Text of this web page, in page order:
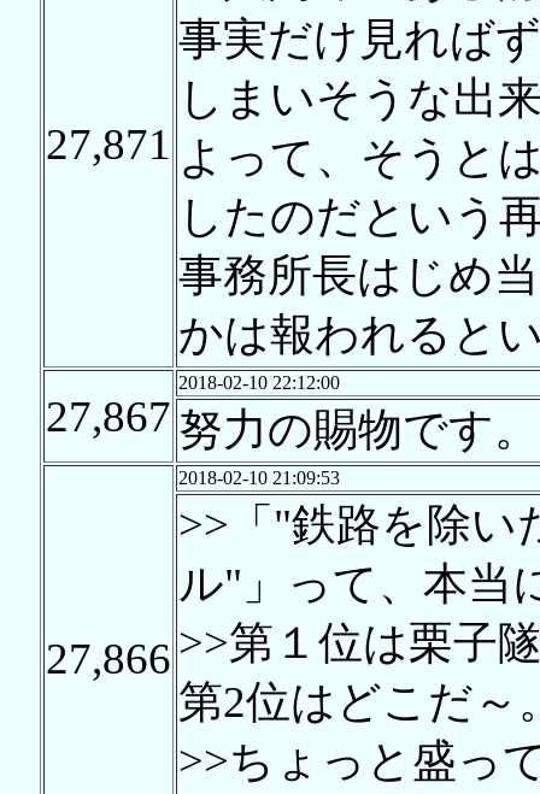
27,871
事実だけ見れば
しまいそうな出
よって、そうと
したのだという
事務所長はじめ
かは報われると
27,867
2018-02-10 22:12:00
努力の賜物です。
27,866
2018-02-10 21:09:53
>>「"鉄路を除い
ル"」って、本
>>第１位は栗子
第2位はどこだ～
>>ちょっと盛っ